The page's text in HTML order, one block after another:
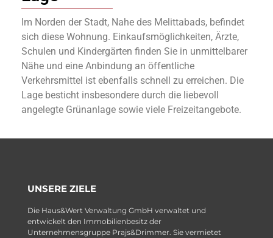
Im Norden der Stadt, Nahe des Melittabads, befindet
sich diese Wohnung. Einkaufsmöglichkeiten, Ärzte,
Schulen und Kindergärten finden Sie in unmittelbarer
Nähe und eine Anbindung an öffentliche
Verkehrsmittel ist ebenfalls schnell zu erreichen. Die
Lage besticht insbesondere durch die liebevoll
angelegte Grünanlage sowie viele Freizeitangebote.
UNSERE ZIELE
Die Haus&Wert Verwaltung GmbH verwaltet und
entwickelt den Immobilienbesitz der
Unternehmensgruppe Prajs&Drimmer. Sie vermietet